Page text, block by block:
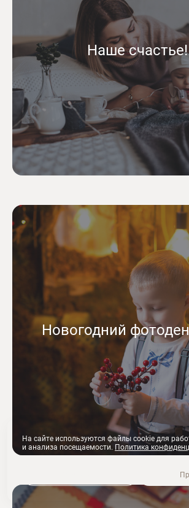
Наше счастье!
Новогодний
На сайте используются файлы cookie для
и анализа посещаемости. Политика